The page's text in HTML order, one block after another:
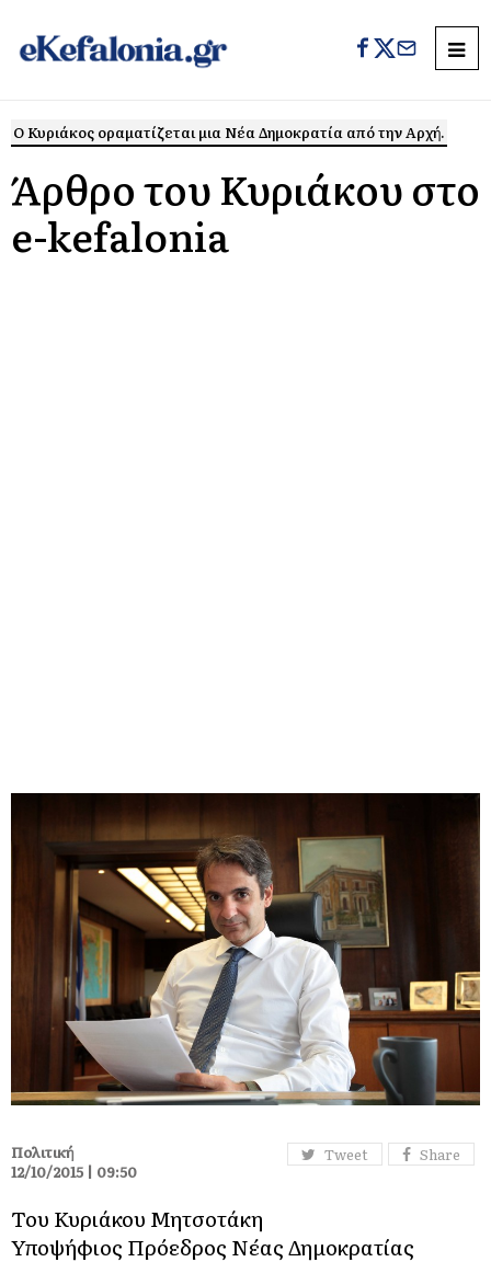
Ο Κυριάκος οραματίζεται μια Νέα Δημοκρατία από την Αρχή.
Άρθρο του Κυριάκου στο
e-kefalonia
Tweet Share
Πολιτική
12/10/2015 | 09:50
Του Κυριάκου Μητσοτάκη
Υποψήφιος Πρόεδρος Νέας Δημοκρατίας